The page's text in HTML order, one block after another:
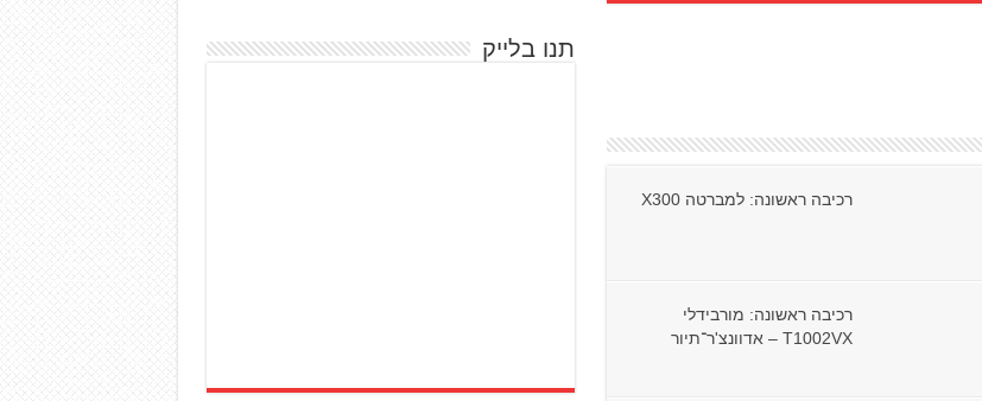
רכיבה ראשונה: למברטה X300
רכיבה ראשונה: מורבידלי
T1002VX – אדוונצ'ר־תיור
תנו בלייק